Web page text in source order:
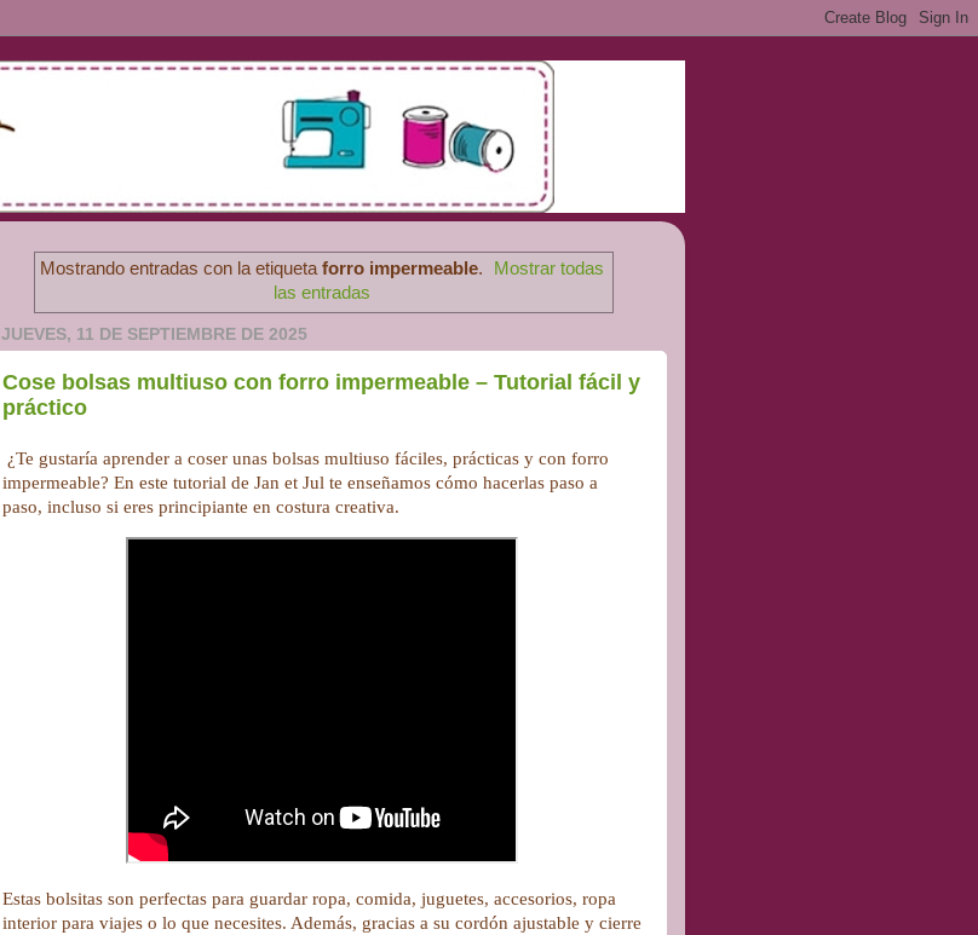
Mostrando entradas con la etiquetaforro impermeable.
Mostrar todas
las entradas
JUEVES, 11 DE SEPTIEMBRE DE 2025
Cose bolsas multiuso con forro impermeable – Tutorial fácil y
práctico
¿Te gustaría aprender a coser unas bolsas multiuso fáciles, prácticas y con forro
impermeable? En este tutorial de Jan et Jul te enseñamos cómo hacerlas paso a
paso, incluso si eres principiante en costura creativa.
Estas bolsitas son perfectas para guardar ropa, comida, juguetes, accesorios, ropa
interior para viajes o lo que necesites. Además, gracias a su cordón ajustable y cierre